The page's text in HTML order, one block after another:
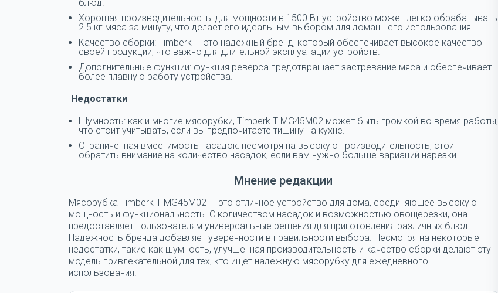
блюд.
Хорошая производительность: для мощности в 1500 Вт устройство может легко обрабатывать
2.5 кг мяса за минуту, что делает его идеальным выбором для домашнего использования.
Качество сборки: Timberk — это надежный бренд, который обеспечивает высокое качество
своей продукции, что важно для длительной эксплуатации устройств.
Дополнительные функции: функция реверса предотвращает застревание мяса и обеспечивает
более плавную работу устройства.
Недостатки
Шумность: как и многие мясорубки, Timberk T MG45M02 может быть громкой во время работы,
что стоит учитывать, если вы предпочитаете тишину на кухне.
Ограниченная вместимость насадок: несмотря на высокую производительность, стоит
обратить внимание на количество насадок, если вам нужно больше вариаций нарезки.
Мнение редакции
Мясорубка Timberk T MG45M02 — это отличное устройство для дома, соединяющее высокую
мощность и функциональность. С количеством насадок и возможностью овощерезки, она
предоставляет пользователям универсальные решения для приготовления различных блюд.
Надежность бренда добавляет уверенности в правильности выбора. Несмотря на некоторые
недостатки, такие как шумность, улучшенная производительность и качество сборки делают эту
модель привлекательной для тех, кто ищет надежную мясорубку для ежедневного
использования.